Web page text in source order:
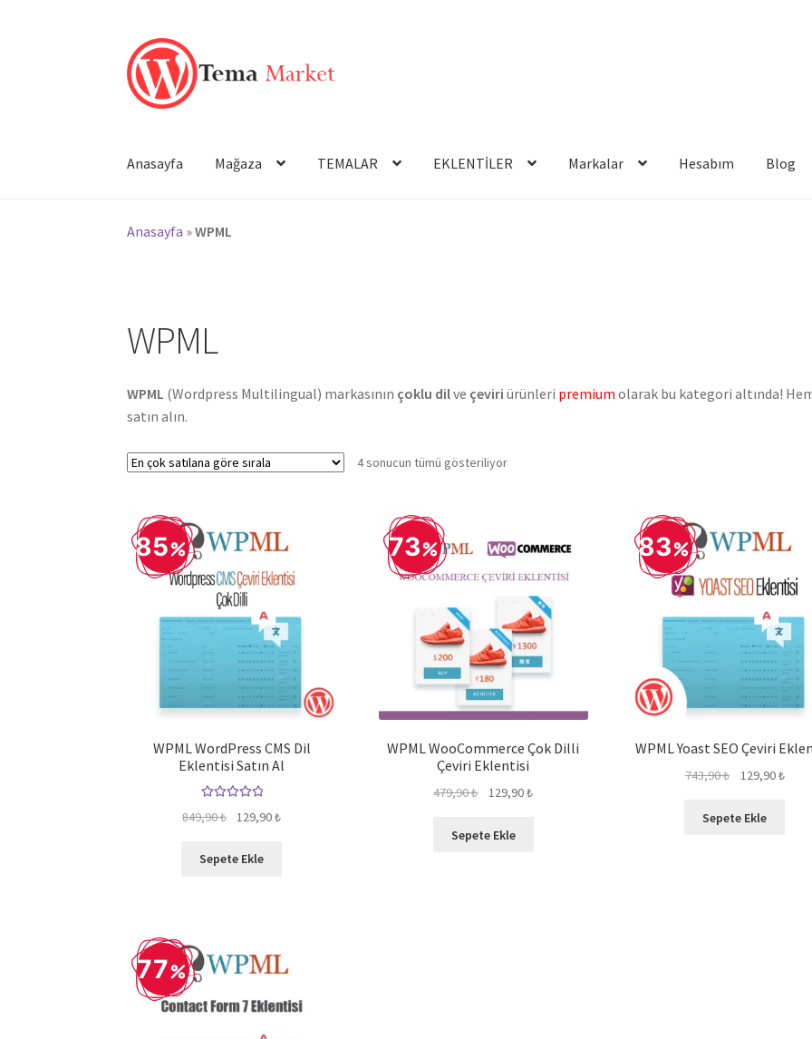
Dolaşıma
geç
İçeriğe
geç
Anasayfa Mağaza TEMALAR EKLENTİLER Markalar Hesabım Blog
Anasayfa »WPML
WPML
WPML (Wordpress Multilingual) markasının çoklu dilve çeviri ürünleri premium olarak bu kategori altında!
satın alın.
4 sonucun tümü gösteriliyorPopülerliğe
WPML WordPress CMS Dil
Eklentisi Satın Al
5.00 oy aldı
85
849,90₺
Orijinal
849,90 ₺.
129,90₺Şu
Sepete Ekle
WPML WooCommerce Çok Dilli
Çeviri Eklentisi
73
479,90₺
Orijinal
479,90 ₺.
129,90₺Şu
Sepete Ekle
WPML Yoast SEO Çeviri
83
743,90₺
Orijinal
743,90 ₺.
129,90₺Şu
Sepete Ekle
77